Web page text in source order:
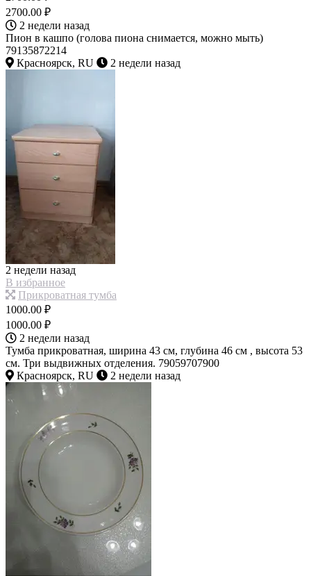
2700.00 ₽
2 недели назад
Пион в кашпо (голова пиона снимается, можно мыть)
79135872214
Красноярск, RU
2 недели назад
2 недели назад
В избранное
Прикроватная тумба
1000.00 ₽
1000.00 ₽
2 недели назад
Тумба прикроватная, ширина 43 см, глубина 46 см , высота 53
см. Три выдвижных отделения. 79059707900
Красноярск, RU
2 недели назад